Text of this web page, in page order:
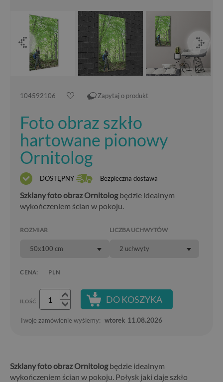
104592106 Zapytaj o produkt
Foto obraz szkło
hartowane pionowy
Ornitolog
DOSTĘPNY Bezpieczna dostawa
Szklany foto obraz Ornitologbędzie idealnym
wykończeniem ścian w pokoju.
ROZMIAR
50x100 cm
LICZBA UCHWYTÓW
2 uchwyty
CENA: PLN
ILOŚĆ DO KOSZYKA
Twoje zamówienie wyślemy: wtorek 11.08.2026
Szklany foto obraz Ornitologbędzie idealnym
wykończeniem ścian w pokoju. Połysk jaki daje szkło